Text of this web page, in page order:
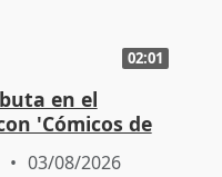
02:01
en el
'Cómicos de
escogido"
03/08/2026